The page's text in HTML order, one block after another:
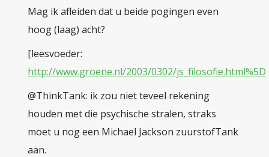
Mag ik afleiden dat u beide pogingen even
hoog (laag) acht?
[leesvoeder:
http://www.groene.nl/2003/0302/js_filosofie.html%5D
@ThinkTank: ik zou niet teveel rekening
houden met die psychische stralen, straks
moet u nog een Michael Jackson zuurstofTank
aan.